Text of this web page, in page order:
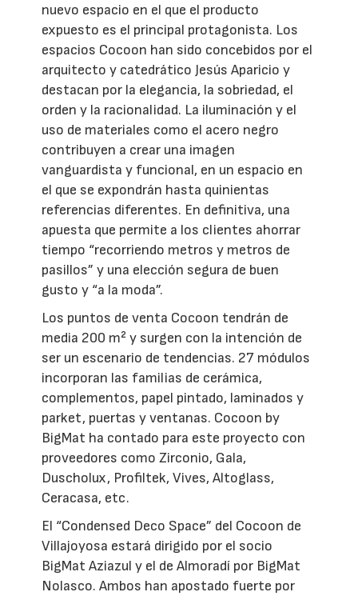
nuevo espacio en el que el producto
expuesto es el principal protagonista. Los
espacios Cocoon han sido concebidos por el
arquitecto y catedrático Jesús Aparicio y
destacan por la elegancia, la sobriedad, el
orden y la racionalidad. La iluminación y el
uso de materiales como el acero negro
contribuyen a crear una imagen
vanguardista y funcional, en un espacio en
el que se expondrán hasta quinientas
referencias diferentes. En definitiva, una
apuesta que permite a los clientes ahorrar
tiempo “recorriendo metros y metros de
pasillos” y una elección segura de buen
gusto y “a la moda”.
Los puntos de venta Cocoon tendrán de
media 200 m² y surgen con la intención de
ser un escenario de tendencias. 27 módulos
incorporan las familias de cerámica,
complementos, papel pintado, laminados y
parket, puertas y ventanas. Cocoon by
BigMat ha contado para este proyecto con
proveedores como Zirconio, Gala,
Duscholux, Profiltek, Vives, Altoglass,
Ceracasa, etc.
El “Condensed Deco Space” del Cocoon de
Villajoyosa estará dirigido por el socio
BigMat Aziazul y el de Almoradí por BigMat
Nolasco. Ambos han apostado fuerte por